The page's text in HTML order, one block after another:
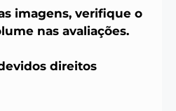
imagens, verifique o
nas avaliações.
direitos